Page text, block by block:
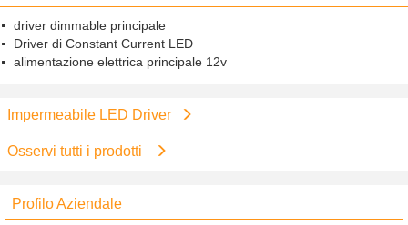
driver dimmable principale
Driver di Constant Current LED
alimentazione elettrica principale 12v
Impermeabile LED Driver
Osservi tutti i prodotti
Profilo Aziendale